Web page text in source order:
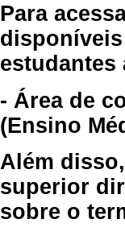
Para
- Área de
(Ensino
Além
superior
sobre o